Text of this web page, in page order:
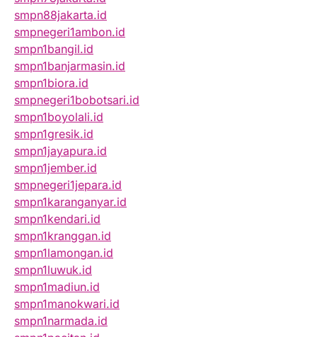
smpn88jakarta.id
smpnegeri1ambon.id
smpn1bangil.id
smpn1banjarmasin.id
smpn1biora.id
smpnegeri1bobotsari.id
smpn1boyolali.id
smpn1gresik.id
smpn1jayapura.id
smpn1jember.id
smpnegeri1jepara.id
smpn1karanganyar.id
smpn1kendari.id
smpn1kranggan.id
smpn1lamongan.id
smpn1luwuk.id
smpn1madiun.id
smpn1manokwari.id
smpn1narmada.id